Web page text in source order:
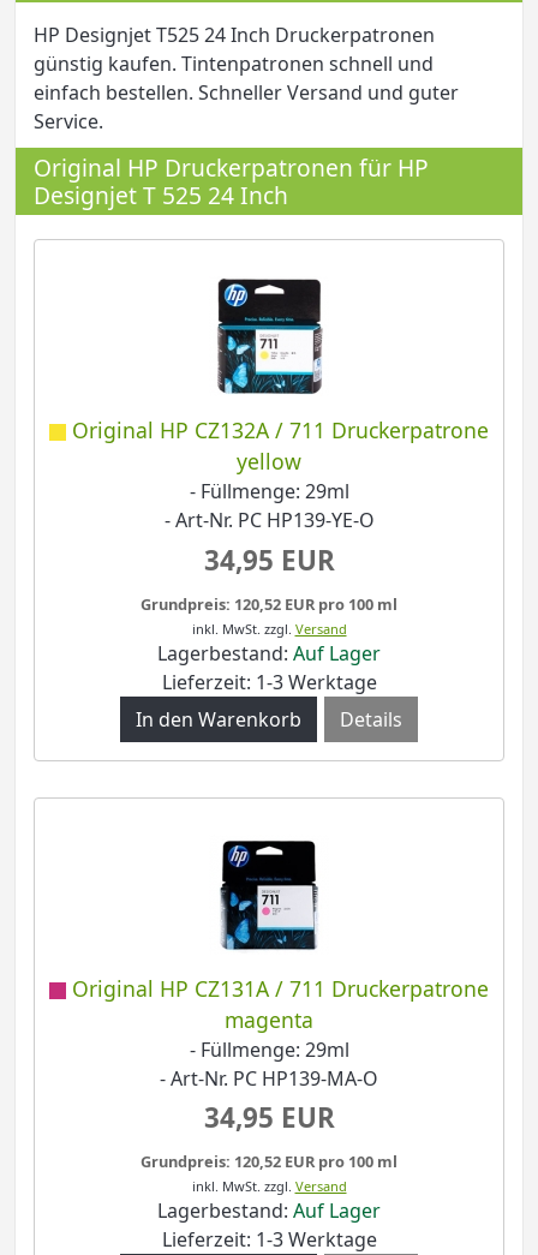
HP Designjet T525 24 Inch Druckerpatronen
günstig kaufen. Tintenpatronen schnell und
einfach bestellen. Schneller Versand und guter
Service.
Original HP Druckerpatronen für HP
Designjet T 525 24 Inch
Original HP CZ132A / 711 Druckerpatrone
yellow
- Füllmenge: 29ml
- Art-Nr. PC HP139-YE-O
34,95 EUR
Grundpreis: 120,52 EUR pro 100 ml
inkl. MwSt. zzgl. Versand
Lagerbestand: Auf Lager
Lieferzeit: 1-3 Werktage
Details
Original HP CZ131A / 711 Druckerpatrone
magenta
- Füllmenge: 29ml
- Art-Nr. PC HP139-MA-O
34,95 EUR
Grundpreis: 120,52 EUR pro 100 ml
inkl. MwSt. zzgl. Versand
Lagerbestand: Auf Lager
Lieferzeit: 1-3 Werktage